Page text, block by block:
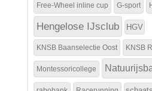
Free-Wheel inline cup G-sport
Hengelose IJsclub HGV
KNSB Baanselectie Oost KNSB
Montessoricollege